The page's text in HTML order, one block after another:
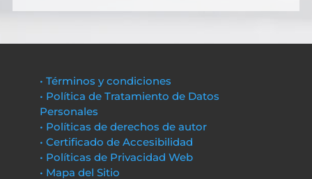
• Términos y condiciones
• Política de Tratamiento de Datos
Personales
• Políticas de derechos de autor
• Certificado de Accesibilidad
• Políticas de Privacidad Web
• Mapa del Sitio